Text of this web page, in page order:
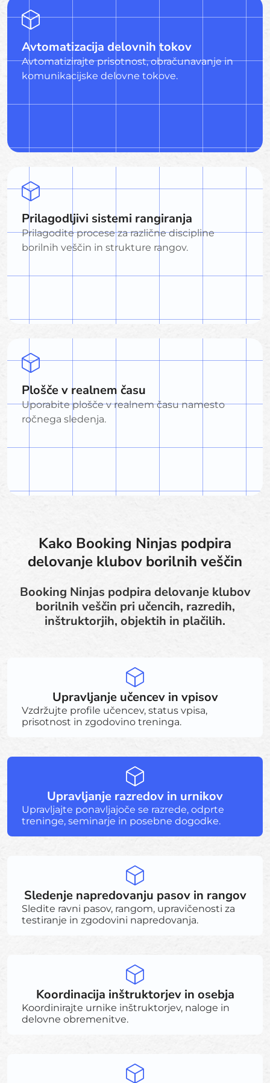
Avtomatizacija delovnih tokov
Avtomatizirajte prisotnost, obračunavanje in
komunikacijske delovne tokove.
Prilagodljivi sistemi rangiranja
Prilagodite procese za različne discipline
borilnih veščin in strukture rangov.
Plošče v realnem času
Uporabite plošče v realnem času namesto
ročnega sledenja.
Kako Booking Ninjas podpira
delovanje klubov borilnih veščin
Booking Ninjas podpira delovanje klubov
borilnih veščin pri učencih, razredih,
inštruktorjih, objektih in plačilih.
Upravljanje učencev in vpisov
Vzdržujte profile učencev, status vpisa,
prisotnost in zgodovino treninga.
Upravljanje razredov in urnikov
Upravljajte ponavljajoče se razrede, odprte
treninge, seminarje in posebne dogodke.
Sledenje napredovanju pasov in rangov
Sledite ravni pasov, rangom, upravičenosti za
testiranje in zgodovini napredovanja.
Koordinacija inštruktorjev in osebja
Koordinirajte urnike inštruktorjev, naloge in
delovne obremenitve.